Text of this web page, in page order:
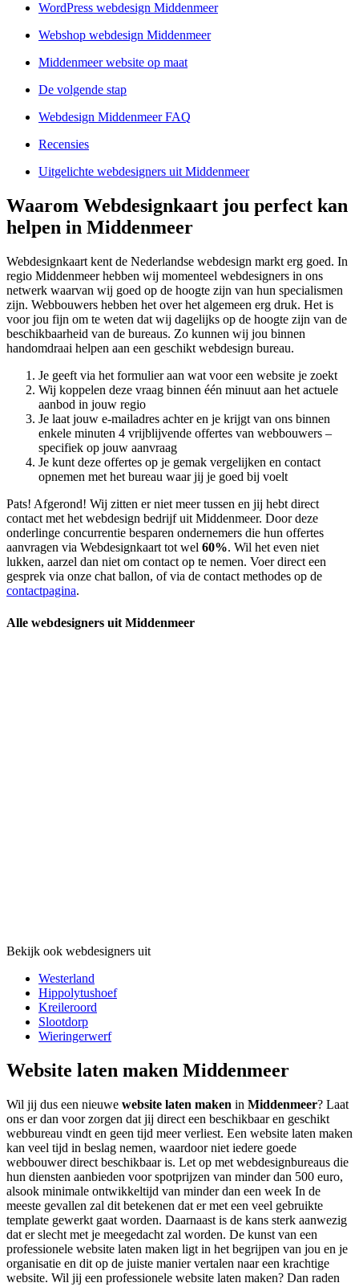
WordPress webdesign Middenmeer
Webshop webdesign Middenmeer
Middenmeer website op maat
De volgende stap
Webdesign Middenmeer FAQ
Recensies
Uitgelichte webdesigners uit Middenmeer
Waarom Webdesignkaart jou perfect kan
helpen in Middenmeer
Webdesignkaart kent de Nederlandse webdesign markt erg goed. In
regio Middenmeer hebben wij momenteel webdesigners in ons
netwerk waarvan wij goed op de hoogte zijn van hun specialismen
zijn. Webbouwers hebben het over het algemeen erg druk. Het is
voor jou fijn om te weten dat wij dagelijks op de hoogte zijn van de
beschikbaarheid van de bureaus. Zo kunnen wij jou binnen
handomdraai helpen aan een geschikt webdesign bureau.
Je geeft via het formulier aan wat voor een website je zoekt
Wij koppelen deze vraag binnen één minuut aan het actuele
aanbod in jouw regio
Je laat jouw e-mailadres achter en je krijgt van ons binnen
enkele minuten 4 vrijblijvende offertes van webbouwers –
specifiek op jouw aanvraag
Je kunt deze offertes op je gemak vergelijken en contact
opnemen met het bureau waar jij je goed bij voelt
Pats! Afgerond! Wij zitten er niet meer tussen en jij hebt direct
contact met het webdesign bedrijf uit Middenmeer. Door deze
onderlinge concurrentie besparen ondernemers die hun offertes
aanvragen via Webdesignkaart tot wel 60%. Wil het even niet
lukken, aarzel dan niet om contact op te nemen. Voer direct een
gesprek via onze chat ballon, of via de contact methodes op de
contactpagina.
Alle webdesigners uit Middenmeer
Bekijk ook webdesigners uit
Westerland
Hippolytushoef
Kreileroord
Slootdorp
Wieringerwerf
Website laten maken Middenmeer
Wil jij dus een nieuwe website laten maken in Middenmeer? Laat
ons er dan voor zorgen dat jij direct een beschikbaar en geschikt
webbureau vindt en geen tijd meer verliest. Een website laten maken
kan veel tijd in beslag nemen, waardoor niet iedere goede
webbouwer direct beschikbaar is. Let op met webdesignbureaus die
hun diensten aanbieden voor spotprijzen van minder dan 500 euro,
alsook minimale ontwikkeltijd van minder dan een week In de
meeste gevallen zal dit betekenen dat er met een veel gebruikte
template gewerkt gaat worden. Daarnaast is de kans sterk aanwezig
dat er slecht met je meegedacht zal worden. De kunst van een
professionele website laten maken ligt in het begrijpen van jou en je
organisatie en dit op de juiste manier vertalen naar een krachtige
website. Wil jij een professionele website laten maken? Dan raden